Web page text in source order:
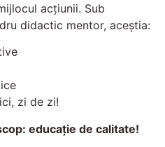
acțiunii. Sub
didactic mentor, aceștia:
zi de zi!
educație de calitate!